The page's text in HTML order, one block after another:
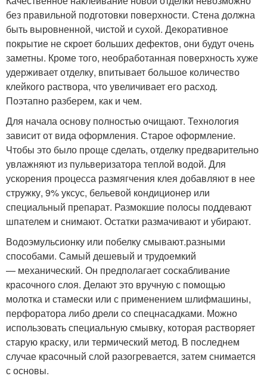
без правильной подготовки поверхности. Стена должна
быть выровненной, чистой и сухой. Декоративное
покрытие не скроет больших дефектов, они будут очень
заметны. Кроме того, необработанная поверхность хуже
удерживает отделку, впитывает большое количество
клейкого раствора, что увеличивает его расход.
Поэтапно разберем, как и чем.
Для начала основу полностью очищают. Технология
зависит от вида оформления. Старое оформление.
Чтобы это было проще сделать, отделку предварительно
увлажняют из пульверизатора теплой водой. Для
ускорения процесса размягчения клея добавляют в нее
стружку, 9% уксус, бельевой кондиционер или
специальный препарат. Размокшие полосы поддевают
шпателем и снимают. Остатки размачивают и убирают.
Водоэмульсионку или побелку смывают.разными
способами. Самый дешевый и трудоемкий
— механический. Он предполагает соскабливание
красочного слоя. Делают это вручную с помощью
молотка и стамески или с применением шлифмашины,
перфоратора либо дрели со спецнасадками. Можно
использовать специальную смывку, которая растворяет
старую краску, или термический метод. В последнем
случае красочный слой разогревается, затем снимается
с основы.